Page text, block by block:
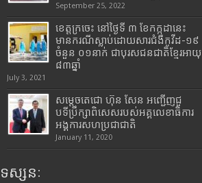
September 25, 2022
ខេត្តក្រចេះ នៅថ្ងៃទី ៣ ខែកក្កដានេះ
មានករណីស្លាប់ដោយសារជំងឺកូវីដ-១៩
ចំនួន ០១នាក់ ជាបុរសជនជាតិខ្មែរអាយុ
៨៣ឆ្នាំ
July 3, 2021
សម្តេចតេជោ ហ៊ុន សែន អញ្ជើញជួ
បទីប្រឹក្សាពិសេសរបស់អគ្គលេខាធិការ
អង្គការសហប្រជាជាតិ
January 11, 2020
ទស្សនៈ